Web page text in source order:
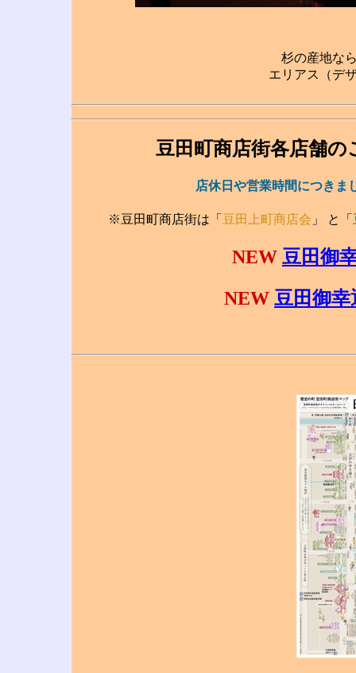
杉の産地な
エリアス（デ
豆田町商店街各店舗
店休日や営業時間につきま
※豆田町商店街は「 豆田上町商店会 」 と「
NEW 豆田御
NEW 豆田御幸